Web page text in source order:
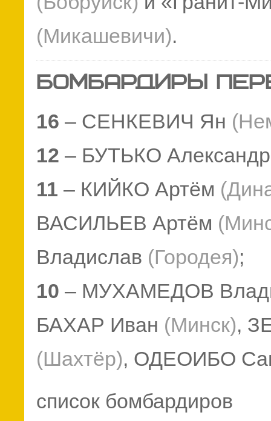
(Микашевичи).
БОМБАРДИРЫ
16 – СЕНКЕВИЧ Ян
12 – БУТЬКО
11 – КИЙКО Артём
ВАСИЛЬЕВ Артём
Владислав (Городея);
10 – МУХАМЕДОВ
БАХАР Иван (Минск),
(Шахтёр), ОДЕОИБО
список бомбардиров